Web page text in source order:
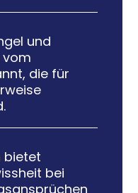
und
vom
die für
bietet
bei